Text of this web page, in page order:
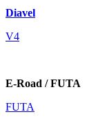
Diavel
V4
E-Road / FUTA
FUTA